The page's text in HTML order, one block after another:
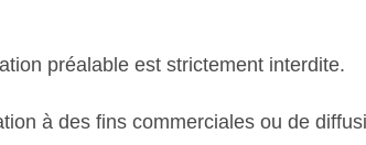
préalable est strictement interdite.
à des fins commerciales ou de